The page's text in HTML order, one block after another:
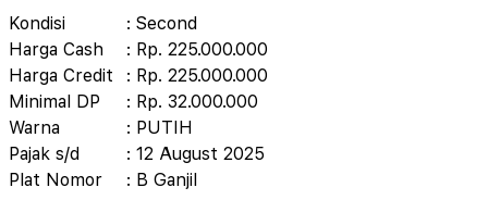
Kondisi
: Second
Harga Cash
: Rp. 225.000.000
Harga Credit
: Rp. 225.000.000
Minimal DP
: Rp. 32.000.000
Warna
: PUTIH
Pajak s/d
: 12 August 2025
Plat Nomor
: B Ganjil